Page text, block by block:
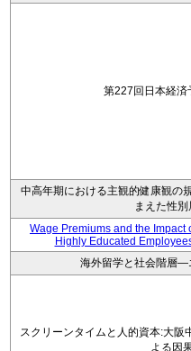
第227回日本経済
中高年期における主観的健康観の
まえた性
Wage Premiums and the Impact
Highly Educated
海外留学と社会階層―
スクリーンタイムと人的資本:大阪
よる因